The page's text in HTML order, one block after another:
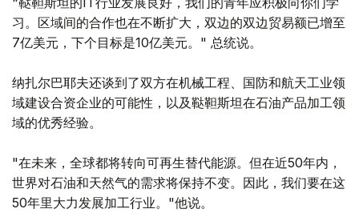
习。区域间的合作也在不断扩大，双边的双边贸易额已增至
7亿美元，下个目标是10亿美元。" 总统说。
纳扎尔巴耶夫还谈到了双方在机械工程、国防和航天工业领
域建设合资企业的可能性，以及鞑靼斯坦在石油产品加工领
域的优秀经验。
"在未来，全球都将转向可再生替代能源。但在近50年内，
世界对石油和天然气的需求将保持不变。因此，我们要在这
50年里大力发展加工行业。"他说。